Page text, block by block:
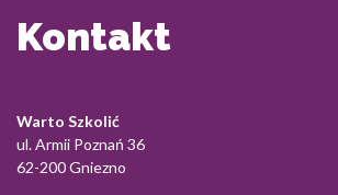
Kontakt
Warto Szkolić
ul. Armii Poznań 36
62-200 Gniezno